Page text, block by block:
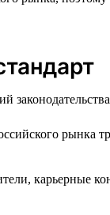
рынка
карьерные